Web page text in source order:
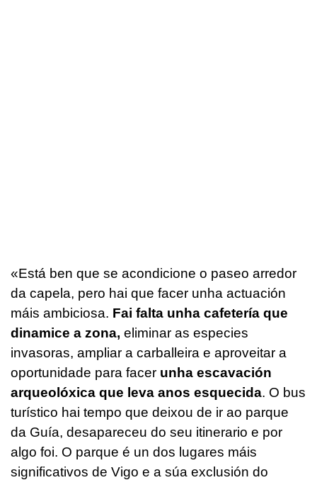
«Está ben que se acondicione o paseo arredor
da capela, pero hai que facer unha actuación
máis ambiciosa. Fai falta unha cafetería que
dinamice a zona, eliminar as especies
invasoras, ampliar a carballeira e aproveitar a
oportunidade para facer unha escavación
arqueolóxica que leva anos esquecida. O bus
turístico hai tempo que deixou de ir ao parque
da Guía, desapareceu do seu itinerario e por
algo foi. O parque é un dos lugares máis
significativos de Vigo e a súa exclusión do